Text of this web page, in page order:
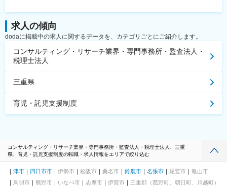
求人の傾向
dodaに掲載中の求人に関するデータを、カテゴリごとにご紹介します。
コンサルティング・リサーチ業界・専門事務所・監査法人・
税理士法人
三重県
育児・託児支援制度
コンサルティング・リサーチ業界・専門事務所・監査法人・税理士法人、三重
県、育児・託児支援制度の転職・求人情報をエリアで絞り込む
津市 四日市市 伊勢市 松阪市 桑名市 鈴鹿市 名張市 尾鷲市
亀山市
鳥羽市
熊野市 いなべ市 志摩市 伊賀市
三重郡（菰野町、朝日町、川越町）